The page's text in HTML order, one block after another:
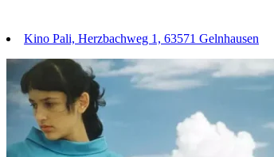
Kino Pali, Herzbachweg 1, 63571 Gelnhausen